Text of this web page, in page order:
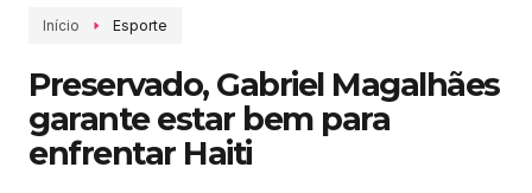
Início Esporte
Preservado, Gabriel Magalhães
garante estar bem para
enfrentar Haiti